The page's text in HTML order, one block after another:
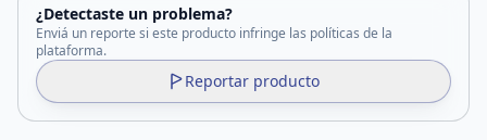
¿Detectaste un problema?
Enviá un reporte si este producto infringe las políticas de la
plataforma.
Reportar producto